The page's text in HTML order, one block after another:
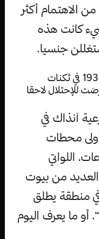
الاهتمام أكثر
كانت هذه
جنسيا.
تم اعتماد أولى ”محطات المتعة“ في سنة 1932 في ثكنات
للإحتلال لاحقا
آنذاك في
محطات
اللواتي
من بيوت
منطقة يطلق
أو ما يعرف اليوم